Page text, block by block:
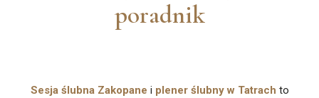
poradnik
Sesja ślubna Zakopane i plener ślubny w Tatrach to